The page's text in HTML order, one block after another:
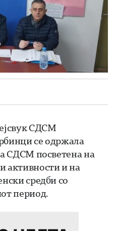
СДСМ
се одржала
СДСМ посветена на
активности и на
средби со
период.